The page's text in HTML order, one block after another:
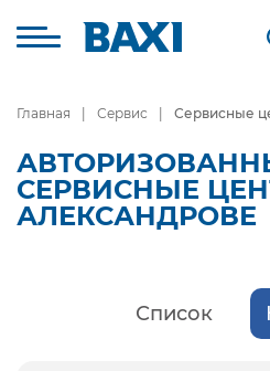
Главная Сервис Сервисные
СЕРВИСНЫЕ
АЛЕКСАНДРОВЕ
Список